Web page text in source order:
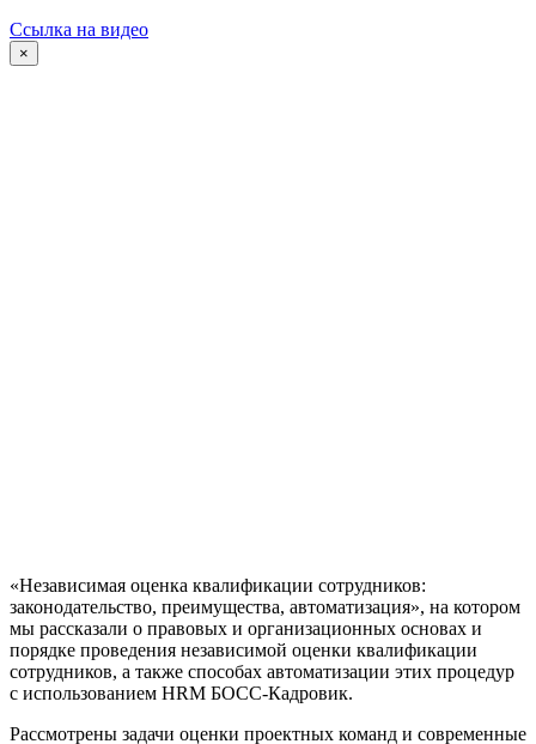
Ссылка на видео
×
«Независимая оценка квалификации сотрудников:
законодательство, преимущества, автоматизация», на котором
мы рассказали о правовых и организационных основах и
порядке проведения независимой оценки квалификации
сотрудников, а также способах автоматизации этих процедур
с использованием HRM БОСС-Кадровик.
Рассмотрены задачи оценки проектных команд и современные